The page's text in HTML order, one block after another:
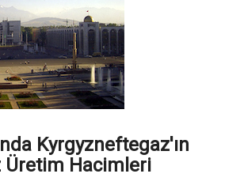
Kyrgyzneftegaz'ın
Üretim Hacimleri